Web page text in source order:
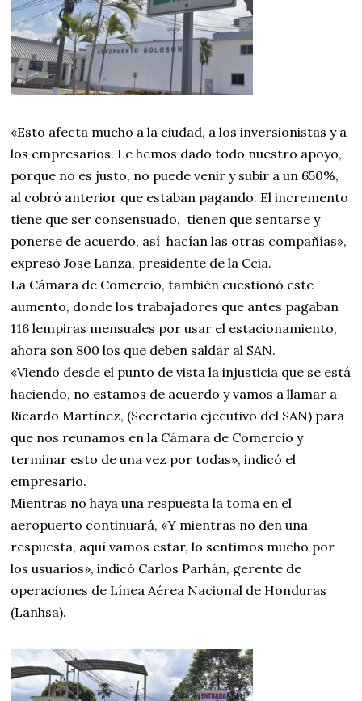
«Esto afecta mucho a la ciudad, a los inversionistas y a
los empresarios. Le hemos dado todo nuestro apoyo,
porque no es justo, no puede venir y subir a un 650%,
al cobró anterior que estaban pagando. El incremento
tiene que ser consensuado, tienen que sentarse y
ponerse de acuerdo, así hacían las otras compañías»,
expresó Jose Lanza, presidente de la Ccia.
La Cámara de Comercio, también cuestionó este
aumento, donde los trabajadores que antes pagaban
116 lempiras mensuales por usar el estacionamiento,
ahora son 800 los que deben saldar al SAN.
«Viendo desde el punto de vista la injusticia que se está
haciendo, no estamos de acuerdo y vamos a llamar a
Ricardo Martínez, (Secretario ejecutivo del SAN) para
que nos reunamos en la Cámara de Comercio y
terminar esto de una vez por todas», indicó el
empresario.
Mientras no haya una respuesta la toma en el
aeropuerto continuará, «Y mientras no den una
respuesta, aquí vamos estar, lo sentimos mucho por
los usuarios», indicó Carlos Parhán, gerente de
operaciones de Línea Aérea Nacional de Honduras
(Lanhsa).